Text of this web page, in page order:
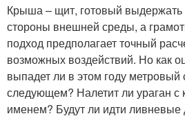
Крыша – щит, готовый выдержать
стороны внешней среды, а
подход предполагает точный
возможных воздействий. Но как
выпадет ли в этом году метровый
следующем? Налетит ли ураган
именем? Будут ли идти ливневые